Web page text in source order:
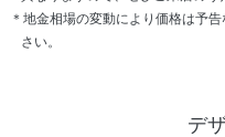
＊地金相場の変動により価格は予
さい。
デ